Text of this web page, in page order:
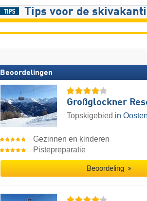
Tips voor de
Beoordelingen
Großglockner
Topskigebied in
Gezinnen en kinderen
Pistepreparatie
Beoordeling